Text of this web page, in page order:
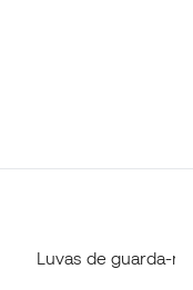
Luvas de guarda-